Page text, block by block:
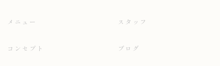
メニュー スタッフ
コンセプト ブログ